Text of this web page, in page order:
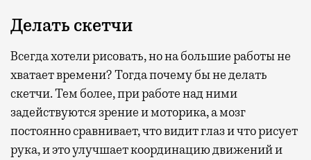
Делать скетчи
Всегда хотели рисовать, но на большие работы не
хватает времени? Тогда почему бы не делать
скетчи. Тем более, при работе над ними
задействуются зрение и моторика, а мозг
постоянно сравнивает, что видит глаз и что рисует
рука, и это улучшает координацию движений и